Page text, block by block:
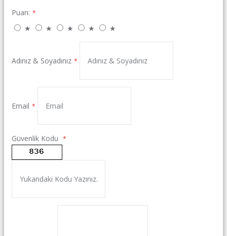
Puan:
★
★ ★ ★ ★
Adınız & Soyadınız
Email
Güvenlik Kodu